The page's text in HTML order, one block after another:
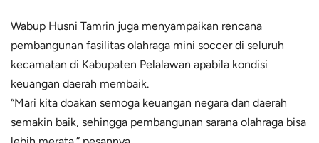
Wabup Husni Tamrin juga menyampaikan rencana
pembangunan fasilitas olahraga mini soccer di seluruh
kecamatan di Kabupaten Pelalawan apabila kondisi
keuangan daerah membaik.
“Mari kita doakan semoga keuangan negara dan daerah
semakin baik, sehingga pembangunan sarana olahraga bisa